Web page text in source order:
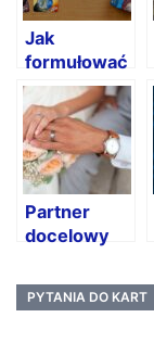
Jak
formułować
pytania do
kart?
Partner
docelowy
PYTANIA DO KART